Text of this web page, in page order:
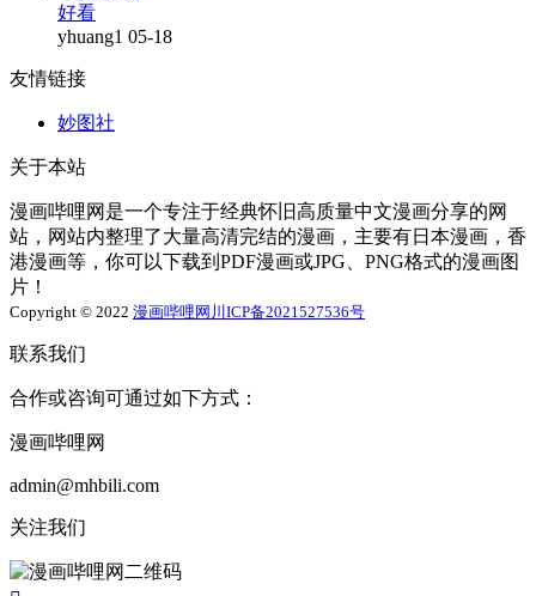
好看
yhuang1 05-18
友情链接
妙图社
关于本站
漫画哔哩网是一个专注于经典怀旧高质量中文漫画分享的网
站，网站内整理了大量高清完结的漫画，主要有日本漫画，香
港漫画等，你可以下载到PDF漫画或JPG、PNG格式的漫画图
片！
Copyright © 2022 漫画哔哩网 川ICP备2021527536号
联系我们
合作或咨询可通过如下方式：
漫画哔哩网
admin@mhbili.com
关注我们